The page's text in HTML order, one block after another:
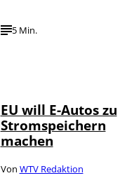
5 Min.
EU will E-Autos zu
Stromspeichern
machen
Von WTV Redaktion